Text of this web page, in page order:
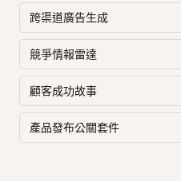
跨渠道廣告生成
競爭情報雷達
顧客成功故事
產品發布公關套件